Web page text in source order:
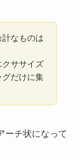
なものは
クササイズ
グだけに集
ーチ状になって